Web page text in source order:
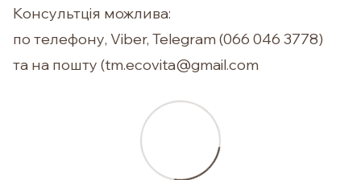
Консультція можлива:
по телефону, Viber, Telegram (066 046 3778)
та на пошту (tm.ecovita@gmail.com